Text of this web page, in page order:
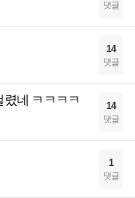
댓글
14
댓글
네 ㅋㅋㅋㅋ 14
댓글
1
댓글